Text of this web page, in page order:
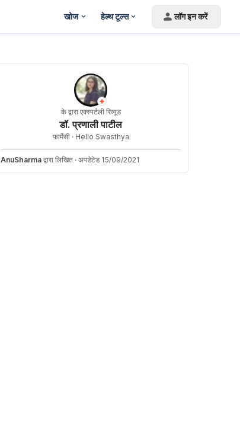
खोज हेल्थ टूल्स लॉग इन करें
के द्वारा एक्स्पर्टली रिव्यूड
डॉ. प्रणाली पाटील
फार्मेसी · Hello Swasthya
AnuSharma द्वारा लिखित · अपडेटेड 15/09/2021